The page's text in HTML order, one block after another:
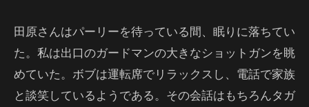
田原さんはパーリーを待っている間、眠りに落ちてい
た。私は出口のガードマンの大きなショットガンを眺
めていた。ボブは運転席でリラックスし、電話で家族
と談笑しているようである。その会話はもちろんタガ